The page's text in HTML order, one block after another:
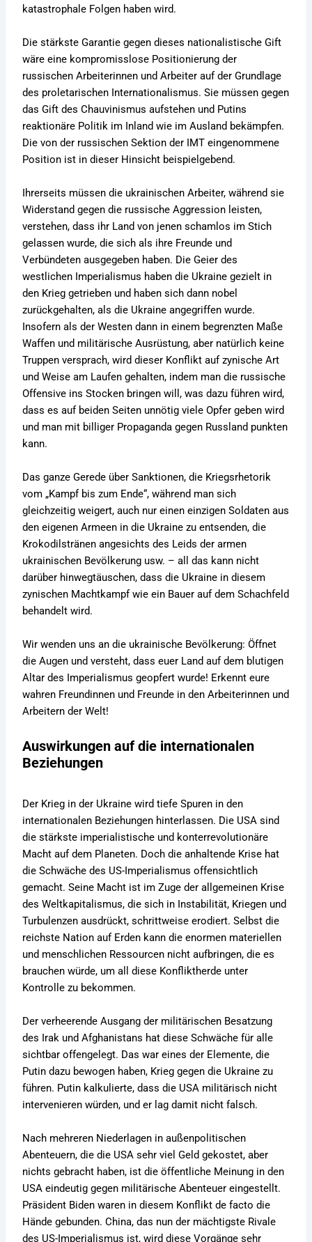
katastrophale Folgen haben wird.
Die stärkste Garantie gegen dieses nationalistische Gift
wäre eine kompromisslose Positionierung der
russischen Arbeiterinnen und Arbeiter auf der Grundlage
des proletarischen Internationalismus. Sie müssen gegen
das Gift des Chauvinismus aufstehen und Putins
reaktionäre Politik im Inland wie im Ausland bekämpfen.
Die von der russischen Sektion der IMT eingenommene
Position ist in dieser Hinsicht beispielgebend.
Ihrerseits müssen die ukrainischen Arbeiter, während sie
Widerstand gegen die russische Aggression leisten,
verstehen, dass ihr Land von jenen schamlos im Stich
gelassen wurde, die sich als ihre Freunde und
Verbündeten ausgegeben haben. Die Geier des
westlichen Imperialismus haben die Ukraine gezielt in
den Krieg getrieben und haben sich dann nobel
zurückgehalten, als die Ukraine angegriffen wurde.
Insofern als der Westen dann in einem begrenzten Maße
Waffen und militärische Ausrüstung, aber natürlich keine
Truppen versprach, wird dieser Konflikt auf zynische Art
und Weise am Laufen gehalten, indem man die russische
Offensive ins Stocken bringen will, was dazu führen wird,
dass es auf beiden Seiten unnötig viele Opfer geben wird
und man mit billiger Propaganda gegen Russland punkten
kann.
Das ganze Gerede über Sanktionen, die Kriegsrhetorik
vom „Kampf bis zum Ende“, während man sich
gleichzeitig weigert, auch nur einen einzigen Soldaten aus
den eigenen Armeen in die Ukraine zu entsenden, die
Krokodilstränen angesichts des Leids der armen
ukrainischen Bevölkerung usw. – all das kann nicht
darüber hinwegtäuschen, dass die Ukraine in diesem
zynischen Machtkampf wie ein Bauer auf dem Schachfeld
behandelt wird.
Wir wenden uns an die ukrainische Bevölkerung: Öffnet
die Augen und versteht, dass euer Land auf dem blutigen
Altar des Imperialismus geopfert wurde! Erkennt eure
wahren Freundinnen und Freunde in den Arbeiterinnen und
Arbeitern der Welt!
Auswirkungen auf die internationalen
Beziehungen
Der Krieg in der Ukraine wird tiefe Spuren in den
internationalen Beziehungen hinterlassen. Die USA sind
die stärkste imperialistische und konterrevolutionäre
Macht auf dem Planeten. Doch die anhaltende Krise hat
die Schwäche des US-Imperialismus offensichtlich
gemacht. Seine Macht ist im Zuge der allgemeinen Krise
des Weltkapitalismus, die sich in Instabilität, Kriegen und
Turbulenzen ausdrückt, schrittweise erodiert. Selbst die
reichste Nation auf Erden kann die enormen materiellen
und menschlichen Ressourcen nicht aufbringen, die es
brauchen würde, um all diese Konfliktherde unter
Kontrolle zu bekommen.
Der verheerende Ausgang der militärischen Besatzung
des Irak und Afghanistans hat diese Schwäche für alle
sichtbar offengelegt. Das war eines der Elemente, die
Putin dazu bewogen haben, Krieg gegen die Ukraine zu
führen. Putin kalkulierte, dass die USA militärisch nicht
intervenieren würden, und er lag damit nicht falsch.
Nach mehreren Niederlagen in außenpolitischen
Abenteuern, die die USA sehr viel Geld gekostet, aber
nichts gebracht haben, ist die öffentliche Meinung in den
USA eindeutig gegen militärische Abenteuer eingestellt.
Präsident Biden waren in diesem Konflikt de facto die
Hände gebunden. China, das nun der mächtigste Rivale
des US-Imperialismus ist, wird diese Vorgänge sehr